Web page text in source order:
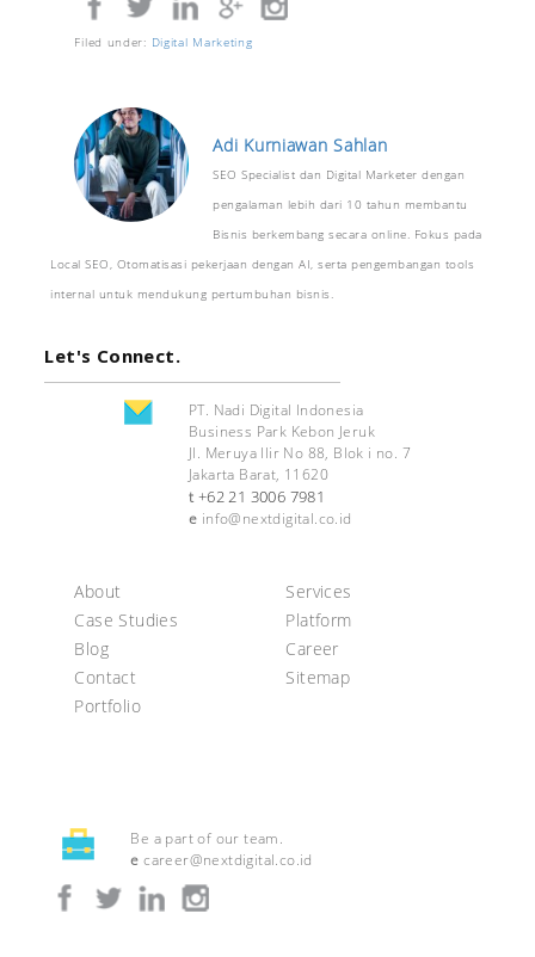
Filed under: Digital Marketing
Adi Kurniawan Sahlan
SEO Specialist dan Digital Marketer dengan
pengalaman lebih dari 10 tahun membantu
Bisnis berkembang secara online. Fokus pada
Local SEO, Otomatisasi pekerjaan dengan AI, serta pengembangan tools
internal untuk mendukung pertumbuhan bisnis.
Let's Connect.
PT. Nadi Digital Indonesia
Business Park Kebon Jeruk
Jl. Meruya Ilir No 88, Blok i no. 7
Jakarta Barat, 11620
t +62 21 3006 7981
e info@nextdigital.co.id
About
Case Studies
Blog
Contact
Portfolio
Services
Platform
Career
Sitemap
Be a part of our team.
e career@nextdigital.co.id